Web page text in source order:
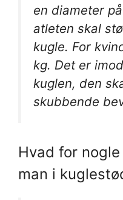
en diameter
atleten skal
kugle. For
kg. Det er
kuglen, den
skubbende
Hvad for
man i